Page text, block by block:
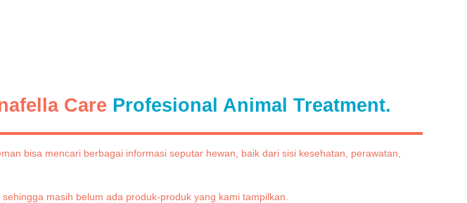
Care Profesional Animal Treatment.
bisa mencari berbagai informasi seputar hewan, baik dari sisi kesehatan, perawatan,
masih belum ada produk-produk yang kami tampilkan.